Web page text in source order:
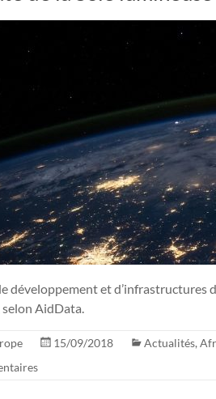
développement et d’infrastructures
AidData.
15/09/2018 Actualités,